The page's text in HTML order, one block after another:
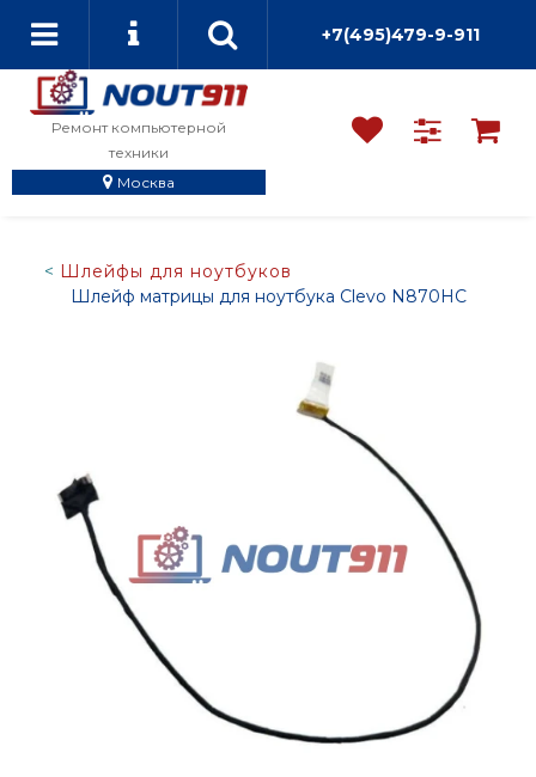
+7(495)479-9-911
Ремонт компьютерной
техники
Москва
Шлейфы для ноутбуков
Шлейф матрицы для ноутбука Clevo N870HC